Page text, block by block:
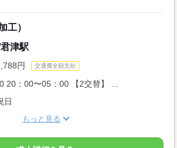
工）
津駅
円 交通費全額支給
20：00〜05：00 【2交替】 ...
日
もっと見る